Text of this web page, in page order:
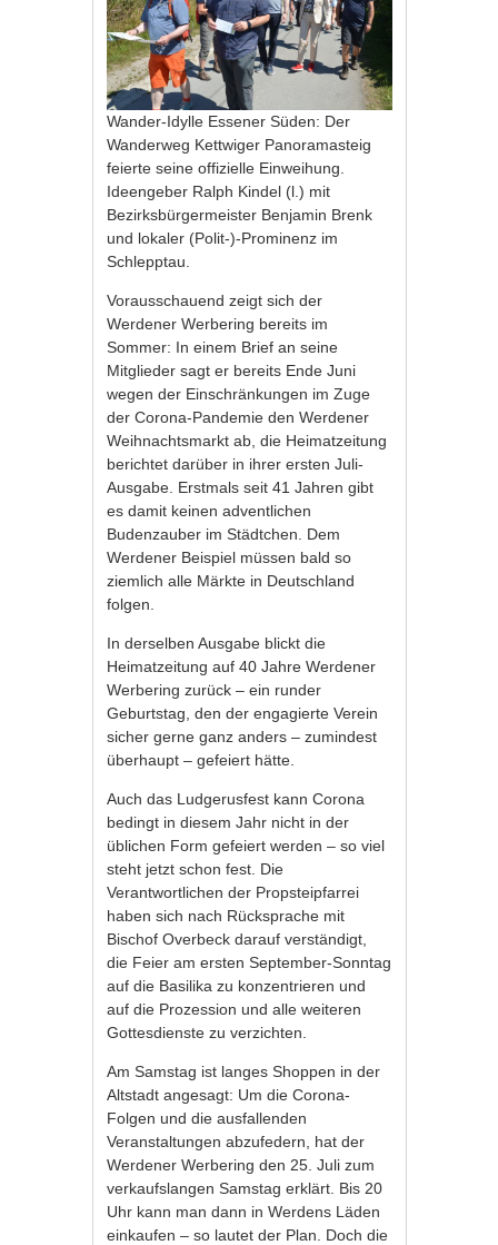
Wander-Idylle Essener Süden: Der
Wanderweg Kettwiger Panoramasteig
feierte seine offizielle Einweihung.
Ideengeber Ralph Kindel (l.) mit
Bezirksbürgermeister Benjamin Brenk
und lokaler (Polit-)-Prominenz im
Schlepptau.
Vorausschauend zeigt sich der
Werdener Werbering bereits im
Sommer: In einem Brief an seine
Mitglieder sagt er bereits Ende Juni
wegen der Einschränkungen im Zuge
der Corona-Pandemie den Werdener
Weihnachtsmarkt ab, die Heimatzeitung
berichtet darüber in ihrer ersten Juli-
Ausgabe. Erstmals seit 41 Jahren gibt
es damit keinen adventlichen
Budenzauber im Städtchen. Dem
Werdener Beispiel müssen bald so
ziemlich alle Märkte in Deutschland
folgen.
In derselben Ausgabe blickt die
Heimatzeitung auf 40 Jahre Werdener
Werbering zurück – ein runder
Geburtstag, den der engagierte Verein
sicher gerne ganz anders – zumindest
überhaupt – gefeiert hätte.
Auch das Ludgerusfest kann Corona
bedingt in diesem Jahr nicht in der
üblichen Form gefeiert werden – so viel
steht jetzt schon fest. Die
Verantwortlichen der Propsteipfarrei
haben sich nach Rücksprache mit
Bischof Overbeck darauf verständigt,
die Feier am ersten September-Sonntag
auf die Basilika zu konzentrieren und
auf die Prozession und alle weiteren
Gottesdienste zu verzichten.
Am Samstag ist langes Shoppen in der
Altstadt angesagt: Um die Corona-
Folgen und die ausfallenden
Veranstaltungen abzufedern, hat der
Werdener Werbering den 25. Juli zum
verkaufslangen Samstag erklärt. Bis 20
Uhr kann man dann in Werdens Läden
einkaufen – so lautet der Plan. Doch die